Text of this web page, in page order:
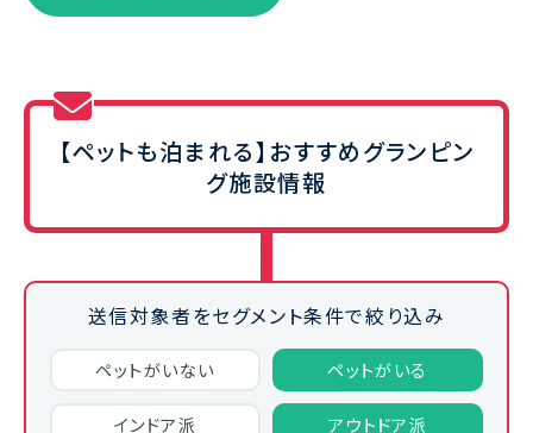
【ペットも泊まれる】 おすすめグランピン
グ施設情報
送信対象者をセグメント条件で絞り込み
ペットがいない ペットがいる
インドア派 アウトドア派